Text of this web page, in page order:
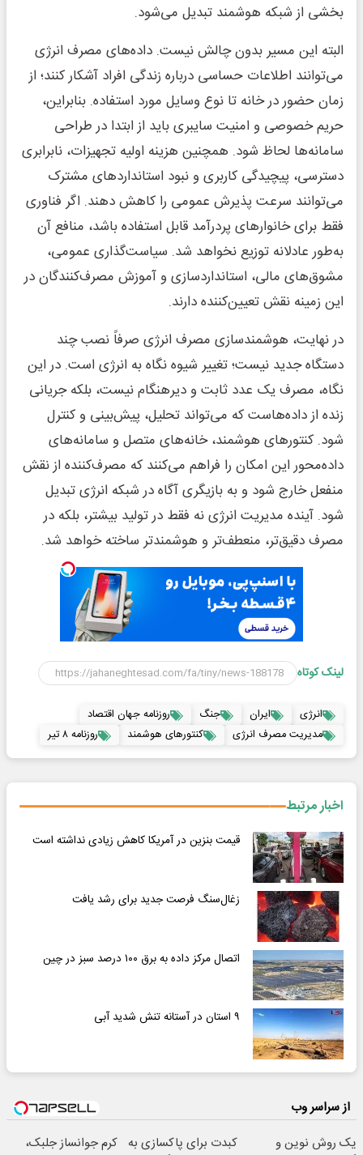
بخشی از شبکه هوشمند تبدیل می‌شود.
البته این مسیر بدون چالش نیست. داده‌های مصرف انرژی
می‌توانند اطلاعات حساسی درباره زندگی افراد آشکار کنند؛ از
زمان حضور در خانه تا نوع وسایل مورد استفاده. بنابراین،
حریم خصوصی و امنیت سایبری باید از ابتدا در طراحی
سامانه‌ها لحاظ شود. همچنین هزینه اولیه تجهیزات، نابرابری
دسترسی، پیچیدگی کاربری و نبود استانداردهای مشترک
می‌توانند سرعت پذیرش عمومی را کاهش دهند. اگر فناوری
فقط برای خانوارهای پردرآمد قابل استفاده باشد، منافع آن
به‌طور عادلانه توزیع نخواهد شد. سیاست‌گذاری عمومی،
مشوق‌های مالی، استانداردسازی و آموزش مصرف‌کنندگان در
این زمینه نقش تعیین‌کننده دارند.
در نهایت، هوشمندسازی مصرف انرژی صرفاً نصب چند
دستگاه جدید نیست؛ تغییر شیوه نگاه به انرژی است. در این
نگاه، مصرف یک عدد ثابت و دیرهنگام نیست، بلکه جریانی
زنده از داده‌هاست که می‌تواند تحلیل، پیش‌بینی و کنترل
شود. کنتورهای هوشمند، خانه‌های متصل و سامانه‌های
داده‌محور این امکان را فراهم می‌کنند که مصرف‌کننده از نقش
منفعل خارج شود و به بازیگری آگاه در شبکه انرژی تبدیل
شود. آینده مدیریت انرژی نه فقط در تولید بیشتر، بلکه در
مصرف دقیق‌تر، منعطف‌تر و هوشمندتر ساخته خواهد شد.
لینک کوتاه
انرژی ایران جنگ
روزنامه جهان اقتصاد
مدیریت مصرف انرژی
کنتورهای هوشمند روزنامه ۸ تیر
اخبار مرتبط
قیمت بنزین در آمریکا کاهش زیادی نداشته است
زغال‌سنگ فرصت جدید برای رشد یافت
اتصال مرکز داده به برق ۱۰۰ درصد سبز در چین
۹ استان در آستانه تنش شدید آبی
از سراسر وب
یک روش نوین و
کبدت برای پاکسازی به کرم جوانساز جلبک،